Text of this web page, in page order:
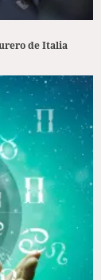
de Italia